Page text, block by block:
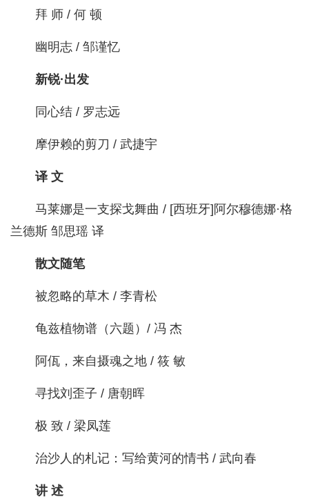
拜 师 / 何 顿
幽明志 / 邹谨忆
新锐·出发
同心结 / 罗志远
摩伊赖的剪刀 / 武捷宇
译 文
马莱娜是一支探戈舞曲 / [西班牙]阿尔穆德娜·格
兰德斯 邹思瑶 译
散文随笔
被忽略的草木 / 李青松
龟兹植物谱（六题）/ 冯 杰
阿佤，来自摄魂之地 / 筱 敏
寻找刘歪子 / 唐朝晖
极 致 / 梁凤莲
治沙人的札记：写给黄河的情书 / 武向春
讲 述